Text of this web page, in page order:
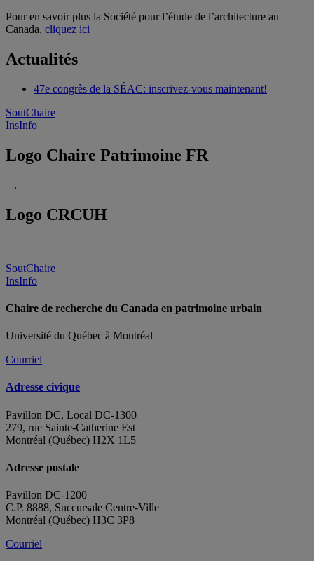
Pour en savoir plus la Société pour l’étude de l’architecture au
Canada, cliquez ici
Actualités
47e congrès de la SÉAC: inscrivez-vous maintenant!
SoutChaire
InsInfo
Logo Chaire Patrimoine FR
.
Logo CRCUH
SoutChaire
InsInfo
Chaire de recherche du Canada en patrimoine urbain
Université du Québec à Montréal
Courriel
Adresse civique
Pavillon DC, Local DC-1300
279, rue Sainte-Catherine Est
Montréal (Québec) H2X 1L5
Adresse postale
Pavillon DC-1200
C.P. 8888, Succursale Centre-Ville
Montréal (Québec) H3C 3P8
Courriel